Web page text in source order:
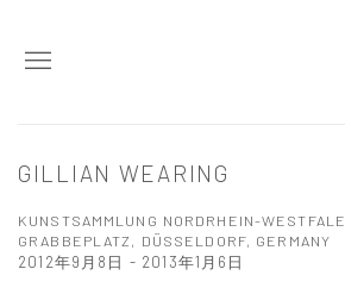
GILLIAN WEARING
KUNSTSAMMLUNG NORDRHEIN-
GRABBEPLATZ, DÜSSELDORF, GERMANY
2012年9月8日 - 2013年1月6日